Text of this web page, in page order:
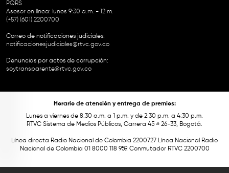
PQRS
Asesor en línea: lunes 9:30 a.m. - 12 m.
(+57) (601) 2200700
Correo de notificaciones judiciales:
notificacionesjudiciales@rtvc.gov.co
Denuncias por actos de corrupción:
soytransparente@rtvc.gov.co
Horario de atención y entrega de premios:
Lunes a viernes de 8:30 a.m. a 1 p.m. y de 2:30 p.m. a 4:30 p.m.
RTVC Sistema de Medios Públicos, Carrera 45 # 26-33, Bogotá.
Línea directa Radio Nacional de Colombia 2200727 Línea Nacional Radio
Nacional de Colombia 01 8000 118 959. Conmutador RTVC 2200700